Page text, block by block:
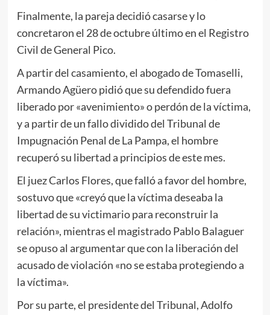
Finalmente, la pareja decidió casarse y lo
concretaron el 28 de octubre último en el Registro
Civil de General Pico.
A partir del casamiento, el abogado de Tomaselli,
Armando Agüero pidió que su defendido fuera
liberado por «avenimiento» o perdón de la víctima,
y a partir de un fallo dividido del Tribunal de
Impugnación Penal de La Pampa, el hombre
recuperó su libertad a principios de este mes.
El juez Carlos Flores, que falló a favor del hombre,
sostuvo que «creyó que la víctima deseaba la
libertad de su victimario para reconstruir la
relación», mientras el magistrado Pablo Balaguer
se opuso al argumentar que con la liberación del
acusado de violación «no se estaba protegiendo a
la víctima».
Por su parte, el presidente del Tribunal, Adolfo